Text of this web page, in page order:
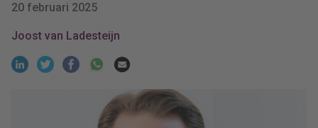
20 februari 2025
Joost van Ladesteijn